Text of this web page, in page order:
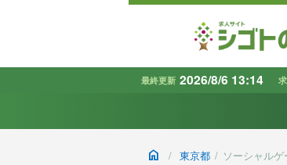
最終更新 2026/8/6 13:14 求
地域
home / 東京都 / ソーシャル